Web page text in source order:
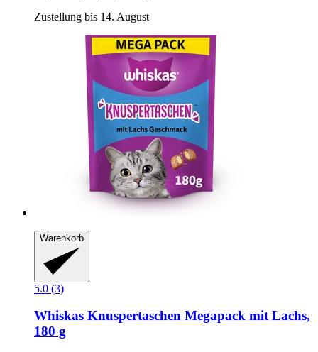
Zustellung bis 14. August
Warenkorb
5.0 (3)
Whiskas Knuspertaschen Megapack mit Lachs,
180 g